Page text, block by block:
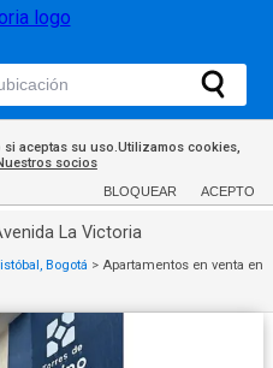
aceptas su uso.Utilizamos cookies,
socios
BLOQUEAR ACEPTO
La Victoria
Bogotá > Apartamentos en venta en